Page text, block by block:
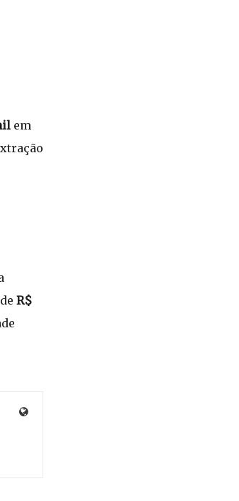
em
R$